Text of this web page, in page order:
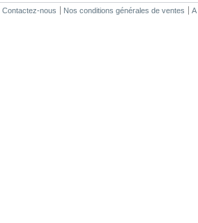
Contactez-nous Nos conditions générales de ventes A